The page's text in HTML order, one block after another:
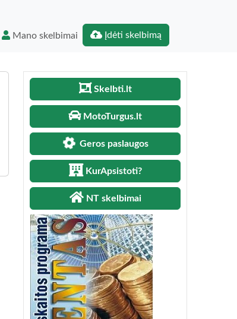
Mano skelbimai Įdėti skelbimą
Skelbti.lt
MotoTurgus.lt
Geros paslaugos
KurApsistoti?
NT skelbimai